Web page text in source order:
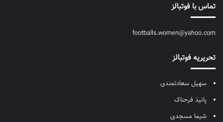
تماس با فوتبالز
footballs.women@yahoo.com
تحریریه فوتبالز
سهیل سعادتمندی
پانیذ فرحناک
شیما مسجدی